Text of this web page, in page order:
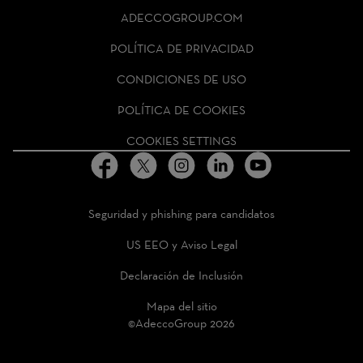
GROUP
HOMEPAGE
ADECCOGROUP.COM
POLÍTICA DE PRIVACIDAD
CONDICIONES DE USO
POLÍTICA DE COOKIES
COOKIES SETTINGS
Seguridad y phishing para candidatos
US EEO y Aviso Legal
Declaración de Inclusión
Mapa del sitio
©AdeccoGroup 2026